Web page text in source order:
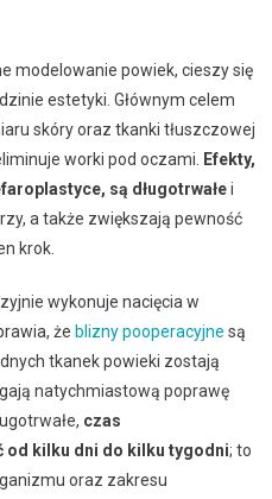
modelowanie powiek, cieszy się
estetyki. Głównym celem
skóry oraz tkanki tłuszczowej
worki pod oczami. Efekty,
są długotrwałei
a także zwiększają pewność
krok.
wykonuje nacięcia w
że blizny pooperacyjne są
tkanek powieki zostają
natychmiastową poprawę
czas
od kilku dni do kilku tygodni; to
oraz zakresu